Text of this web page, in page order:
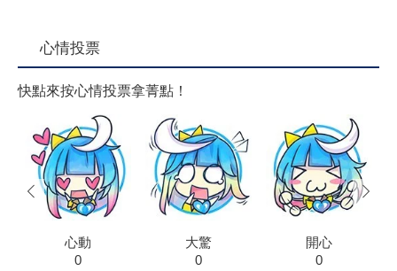
心情投票
快點來按心情投票拿菁點！
心動
0
大驚
0
開心
0
prev next